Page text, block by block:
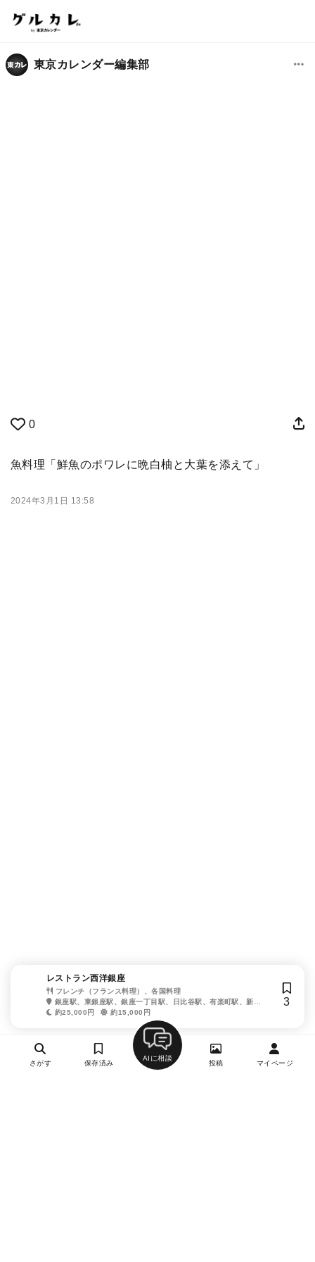
東京カレンダー編集部
0
魚料理「鮮魚のポワレに晩白柚と大葉を添えて」
2024年3月1日 13:58
レストラン西洋銀座
フレンチ（フランス料理）、各国料理
銀座駅、東銀座駅、銀座一丁目駅、日比谷駅、有楽町駅、新橋
駅、築地市場駅、内幸町駅
約25,000円 約15,000円
3
さがす 保存済み
AIに相談
投稿 マイページ